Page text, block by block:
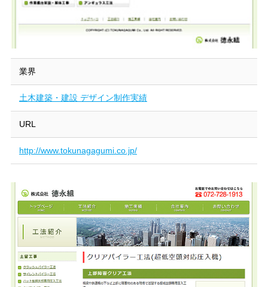
業界
土木建築・建設 デザイン制作実績
URL
http://www.tokunagagumi.co.jp/